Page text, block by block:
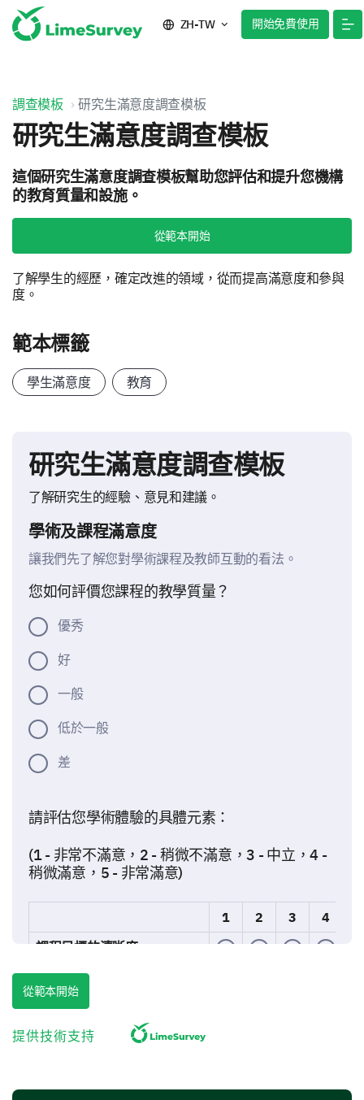
ZH-TW 開始免費使用
調查模板 研究生滿意度調查模板
研究生滿意度調查模板
這個研究生滿意度調查模板幫助您評估和提升您機構
的教育質量和設施。
從範本開始
了解學生的經歷，確定改進的領域，從而提高滿意度和參與
度。
範本標籤
學生滿意度 教育
研究生滿意度調查模板
了解研究生的經驗、意見和建議。
學術及課程滿意度
讓我們先了解您對學術課程及教師互動的看法。
您如何評價您課程的教學質量？
優秀
好
一般
低於一般
差
請評估您學術體驗的具體元素：
(1 - 非常不滿意，2 - 稍微不滿意，3 - 中立，4 -
稍微滿意，5 - 非常滿意)
1 2 3 4
課程目標的清晰度
課程內容與您的領域的相關性
作業反饋的及時性
從範本開始
提供技術支持